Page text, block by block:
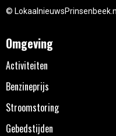
©
Omgeving
Activiteiten
Benzineprijs
Stroomstoring
Gebedstijden